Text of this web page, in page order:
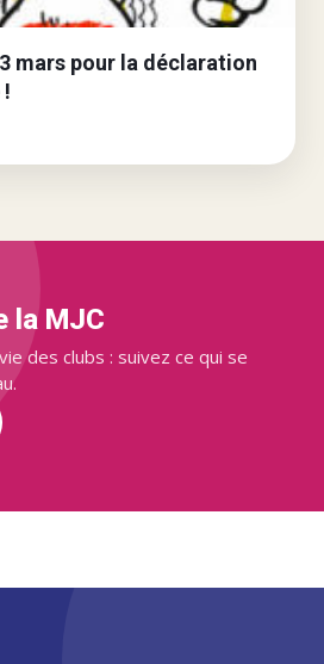
mars pour la déclaration
la MJC
des clubs : suivez ce qui se